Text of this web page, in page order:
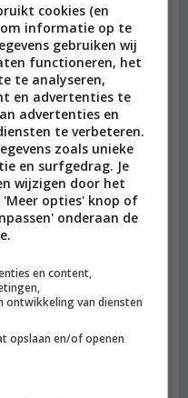
cookies (en
informatie op te
gebruiken wij
functioneren, het
te analyseren,
en advertenties te
advertenties en
te verbeteren.
zoals unieke
en surfgedrag. Je
wijzigen door het
opties' knop of
onderaan de
en content,
ontwikkeling van diensten
opslaan en/of openen